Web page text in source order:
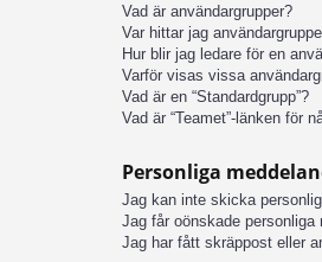
Vad är användargrupper?
Var hittar jag
Hur blir jag ledare för en
Varför visas vissa
Vad är en “Standardgrupp”?
Vad är “Teamet”-länken för
Personliga
Jag kan inte skicka
Jag får oönskade personliga
Jag har fått skräppost eller